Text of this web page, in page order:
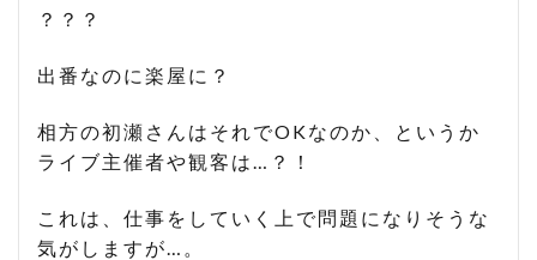
？？？
出番なのに楽屋に？
相方の初瀬さんはそれでOKなのか、というか
ライブ主催者や観客は…？！
これは、仕事をしていく上で問題になりそうな
気がしますが…。